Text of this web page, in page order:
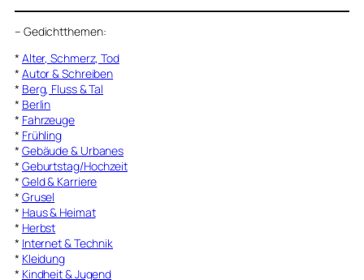
– Gedichtthemen:
* Alter, Schmerz, Tod
* Autor & Schreiben
* Berg, Fluss & Tal
* Berlin
* Fahrzeuge
* Frühling
* Gebäude & Urbanes
* Geburtstag/Hochzeit
* Geld & Karriere
* Grusel
* Haus & Heimat
* Herbst
* Internet & Technik
* Kleidung
* Kindheit & Jugend